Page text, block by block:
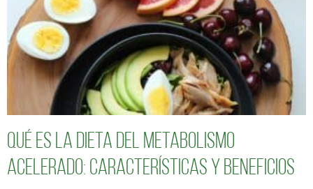
Qué es la dieta del metabolismo
acelerado: características y beneficios